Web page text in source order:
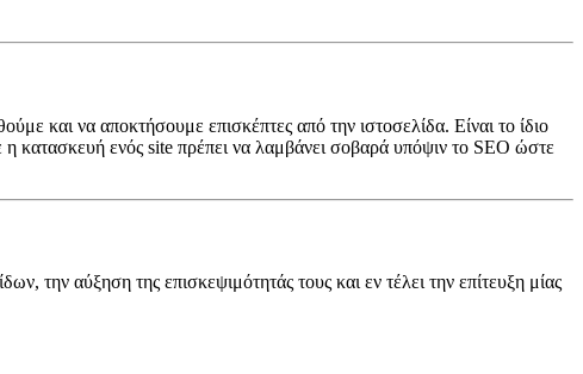
και να αποκτήσουμε επισκέπτες από την ιστοσελίδα. Είναι το ίδιο
κατασκευή ενός site πρέπει να λαμβάνει σοβαρά υπόψιν το SEO ώστε
την αύξηση της επισκεψιμότητάς τους και εν τέλει την επίτευξη μίας